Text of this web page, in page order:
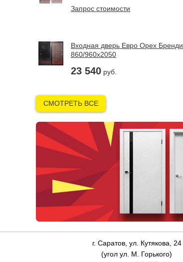
Запрос стоимости
Входная дверь Евро Орех Бренди
860/960х2050
23 540 руб.
СМОТРЕТЬ ВСЕ
г. Саратов, ул. Кутякова, 24
(угол ул. М. Горького)